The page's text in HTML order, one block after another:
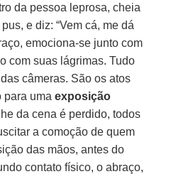
da pessoa leprosa, cheia
e diz: “Vem cá, me dá
emociona-se junto com
com suas lágrimas. Tudo
câmeras. São os atos
para umaexposição
da cena é perdido, todos
a comoção de quem
das mãos, antes do
contato físico, o abraço,